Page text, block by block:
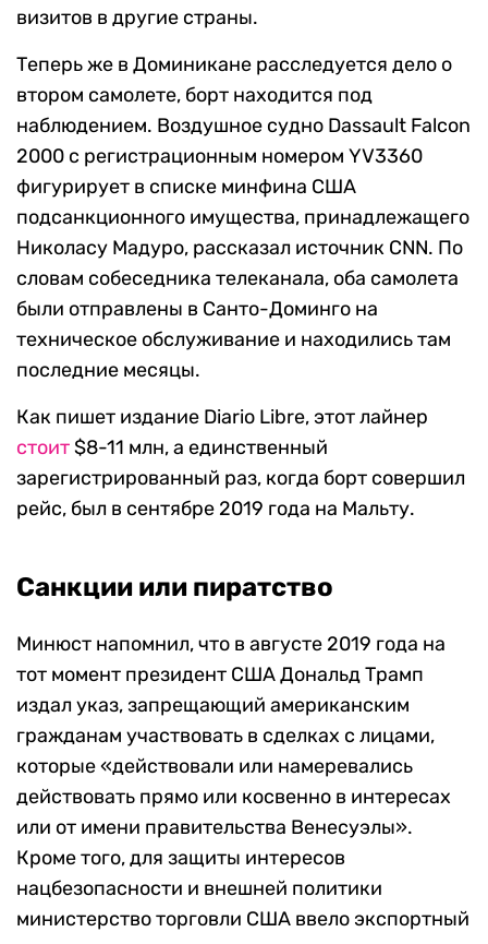
визитов в другие страны.
Теперь же в Доминикане расследуется дело о
втором самолете, борт находится под
наблюдением. Воздушное судно Dassault Falcon
2000 с регистрационным номером YV3360
фигурирует в списке минфина США
подсанкционного имущества, принадлежащего
Николасу Мадуро, рассказал источник CNN. По
словам собеседника телеканала, оба самолета
были отправлены в Санто-Доминго на
техническое обслуживание и находились там
последние месяцы.
Как пишет издание Diario Libre, этот лайнер
стоит$8-11 млн, а единственный
зарегистрированный раз, когда борт совершил
рейс, был в сентябре 2019 года на Мальту.
Санкции или пиратство
Минюст напомнил, что в августе 2019 года на
тот момент президент США Дональд Трамп
издал указ, запрещающий американским
гражданам участвовать в сделках с лицами,
которые «действовали или намеревались
действовать прямо или косвенно в интересах
или от имени правительства Венесуэлы».
Кроме того, для защиты интересов
нацбезопасности и внешней политики
министерство торговли США ввело экспортный